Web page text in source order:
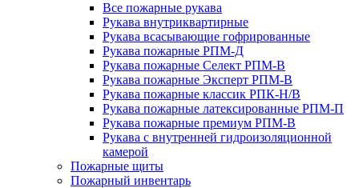
Все пожарные рукава
Рукава внутриквартирные
Рукава всасывающие гофрированные
Рукава пожарные РПМ-Д
Рукава пожарные Селект РПМ-В
Рукава пожарные Эксперт РПМ-В
Рукава пожарные классик РПК-Н/В
Рукава пожарные латексированные РПМ-П
Рукава пожарные премиум РПМ-В
Рукава с внутренней гидроизоляционной
камерой
Пожарные щиты
Пожарный инвентарь